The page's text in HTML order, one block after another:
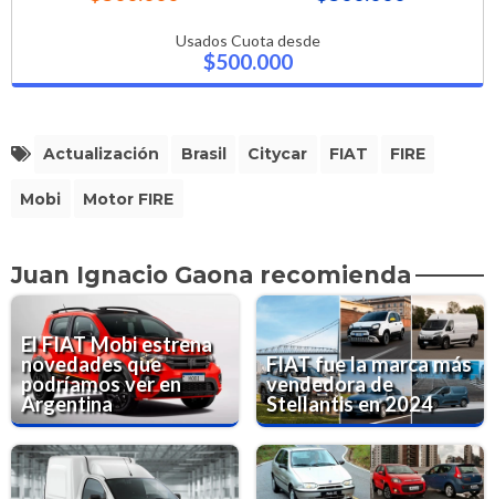
Usados Cuota desde
$500.000
Actualización Brasil Citycar FIAT FIRE
Mobi Motor FIRE
Juan Ignacio Gaona recomienda
El FIAT Mobi estrena
novedades que
podríamos ver en
Argentina
FIAT fue la marca más
vendedora de
Stellantis en 2024